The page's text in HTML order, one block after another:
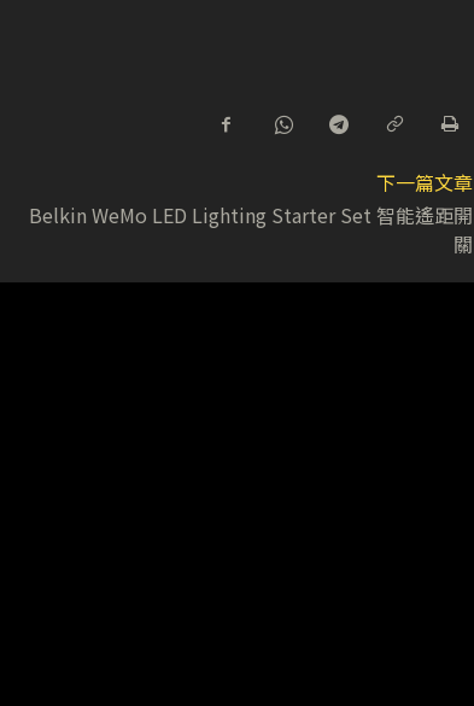
下一篇文章
Belkin WeMo LED Lighting Starter Set 智能遙距開
關